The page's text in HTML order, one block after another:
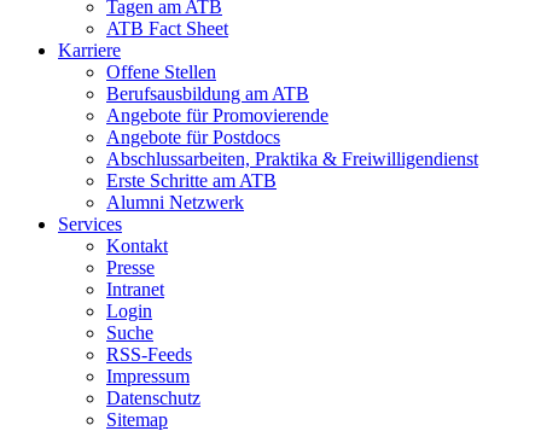
Tagen am ATB
ATB Fact Sheet
Karriere
Offene Stellen
Berufsausbildung am ATB
Angebote für Promovierende
Angebote für Postdocs
Abschlussarbeiten, Praktika & Freiwilligendienst
Erste Schritte am ATB
Alumni Netzwerk
Services
Kontakt
Presse
Intranet
Login
Suche
RSS-Feeds
Impressum
Datenschutz
Sitemap